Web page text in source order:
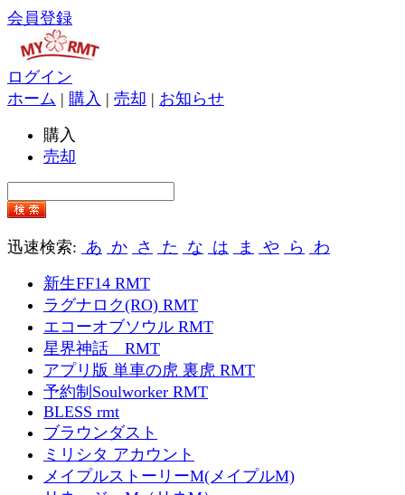
会員登録
ログイン
ホーム | 購入 | 売却 | お知らせ
購入
売却
迅速検索: あ か さ た な は ま や ら わ
新生FF14 RMT
ラグナロク(RO) RMT
エコーオブソウル RMT
星界神話 RMT
アプリ版 単車の虎 裏虎 RMT
予約制Soulworker RMT
BLESS rmt
ブラウンダスト
ミリシタ アカウント
メイプルストーリーM(メイプルM)